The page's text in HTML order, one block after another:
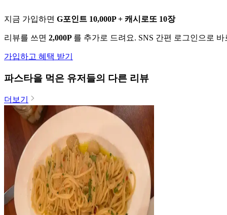
지금 가입하면 G포인트 10,000P + 캐시로또 10장
리뷰를 쓰면 2,000P 를 추가로 드려요. SNS 간편 로그인으로
가입하고 혜택 받기
파스타을 먹은 유저들의 다른 리뷰
더보기